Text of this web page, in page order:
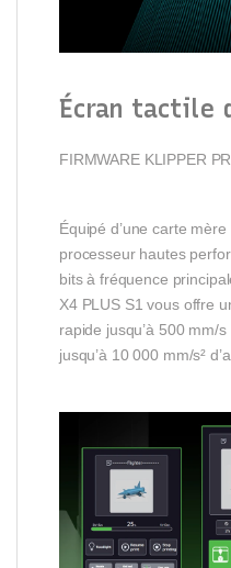
Écran tactile
FIRMWARE KLIPPER
Équipé d’une carte
processeur hautes
bits à fréquence
X4 PLUS S1 vous offre
rapide jusqu’à 500 mm/
jusqu’à 10 000 mm/s²